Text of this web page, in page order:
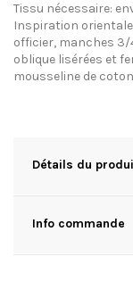
Tissu nécessaire:
Inspiration
officier, manches 3/
oblique lisérées et
mousseline de
Détails du
Info commande